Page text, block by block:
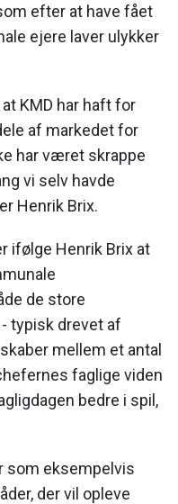
efter at have fået
ejere laver ulykker
KMD har haft for
af markedet for
har været skrappe
vi selv havde
Henrik Brix.
ifølge Henrik Brix at
de store
typisk drevet af
mellem et antal
faglige viden
bedre i spil,
som eksempelvis
der vil opleve